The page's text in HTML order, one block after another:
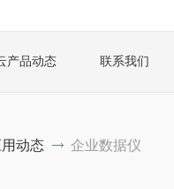
产品动态 联系我们
动态
企业数据仪